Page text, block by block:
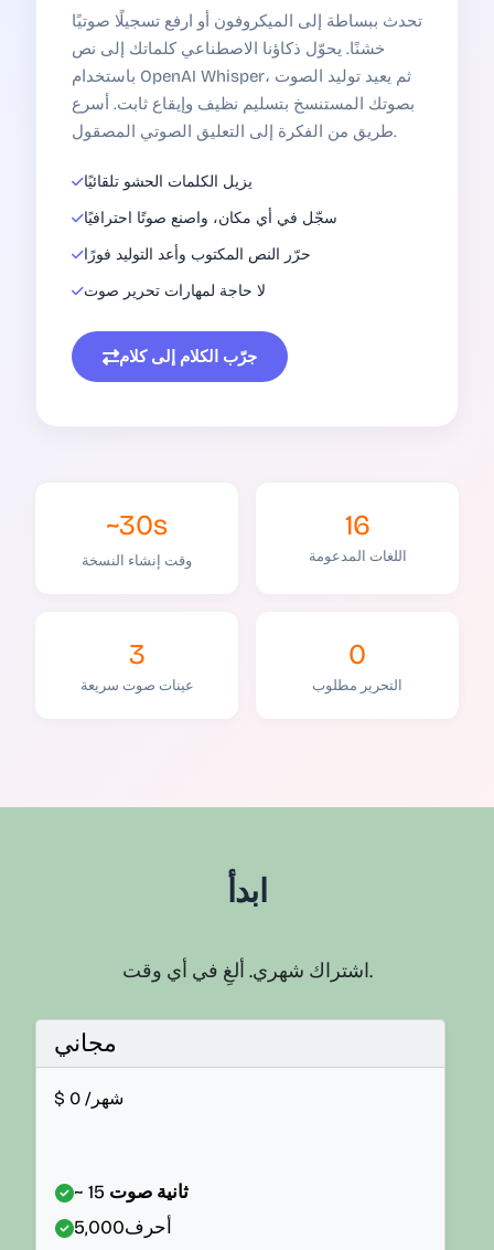
تحدث ببساطة إلى الميكروفون أو ارفع تسجيلًا صوتيًا
خشنًا. يحوّل ذكاؤنا الاصطناعي كلماتك إلى نص
باستخدام OpenAI Whisper، ثم يعيد توليد الصوت
بصوتك المستنسخ بتسليم نظيف وإيقاع ثابت. أسرع
طريق من الفكرة إلى التعليق الصوتي المصقول.
يزيل الكلمات الحشو تلقائيًا
سجّل في أي مكان، واصنع صوتًا احترافيًا
حرّر النص المكتوب وأعد التوليد فورًا
لا حاجة لمهارات تحرير صوت
جرّب الكلام إلى كلام
~30s
وقت إنشاء النسخة
16
اللغات المدعومة
3
عينات صوت سريعة
0
التحرير مطلوب
ابدأ
اشتراك شهري. ألغِ في أي وقت.
مجاني
$ 0 /شهر
~ 15 ثانية صوت
5,000أحرف